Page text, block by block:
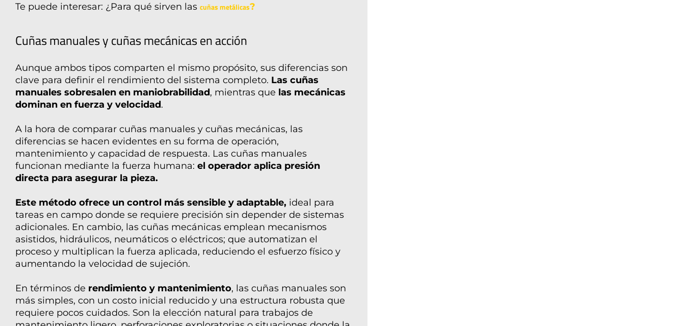
Te puede interesar: ¿Para qué sirven las cuñas metálicas?
Cuñas manualesy cuñas mecánicas en acción
Aunque ambos tipos comparten el mismo propósito, sus diferencias son
clave para definir el rendimiento del sistema completo. Las cuñas
manuales sobresalen en maniobrabilidad, mientras que las mecánicas
dominan en fuerza y velocidad.
A la hora de comparar cuñas manuales y cuñas mecánicas, las
diferencias se hacen evidentes en su forma de operación,
mantenimiento y capacidad de respuesta. Las cuñas manuales
funcionan mediante la fuerza humana: el operador aplica presión
directa para asegurar la pieza.
Este método ofrece un control más sensible y adaptable, ideal para
tareas en campo donde se requiere precisión sin depender de sistemas
adicionales. En cambio, las cuñas mecánicas emplean mecanismos
asistidos, hidráulicos, neumáticos o eléctricos; que automatizan el
proceso y multiplican la fuerza aplicada, reduciendo el esfuerzo físico y
aumentando la velocidad de sujeción.
En términos de rendimiento y mantenimiento, las cuñas manuales son
más simples, con un costo inicial reducido y una estructura robusta que
requiere pocos cuidados. Son la elección natural para trabajos de